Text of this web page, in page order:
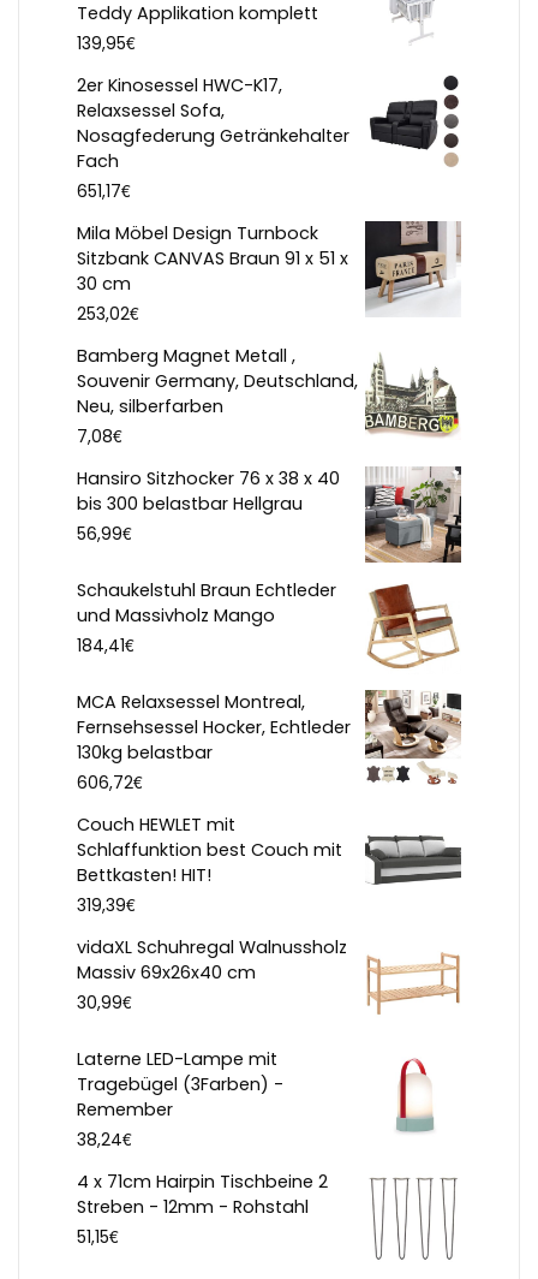
Teddy Applikation komplett
139,95€
2er Kinosessel HWC-K17,
Relaxsessel Sofa,
Nosagfederung Getränkehalter
Fach
651,17€
Mila Möbel Design Turnbock
Sitzbank CANVAS Braun 91 x 51 x
30 cm
253,02€
Bamberg Magnet Metall ,
Souvenir Germany, Deutschland,
Neu, silberfarben
7,08€
Hansiro Sitzhocker 76 x 38 x 40
bis 300 belastbar Hellgrau
56,99€
Schaukelstuhl Braun Echtleder
und Massivholz Mango
184,41€
MCA Relaxsessel Montreal,
Fernsehsessel Hocker, Echtleder
130kg belastbar
606,72€
Couch HEWLET mit
Schlaffunktion best Couch mit
Bettkasten! HIT!
319,39€
vidaXL Schuhregal Walnussholz
Massiv 69x26x40 cm
30,99€
Laterne LED-Lampe mit
Tragebügel (3Farben) -
Remember
38,24€
4 x 71cm Hairpin Tischbeine 2
Streben - 12mm - Rohstahl
51,15€